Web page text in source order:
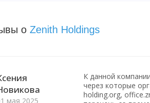
о Zenith Holdings
мая 2025
К данной
через которые
holding.org,